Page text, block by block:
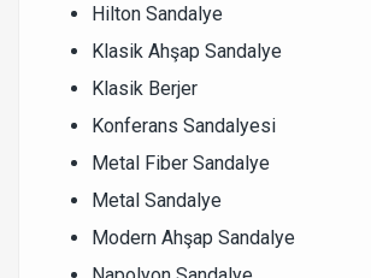
Hilton Sandalye
Klasik Ahşap Sandalye
Klasik Berjer
Konferans Sandalyesi
Metal Fiber Sandalye
Metal Sandalye
Modern Ahşap Sandalye